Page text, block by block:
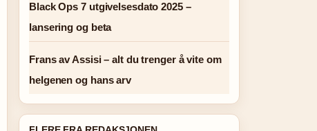
Black Ops 7 utgivelsesdato 2025 –
lansering og beta
Frans av Assisi – alt du trenger å vite om
helgenen og hans arv